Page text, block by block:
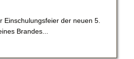
Einschulungsfeier der neuen 5.
Brandes...